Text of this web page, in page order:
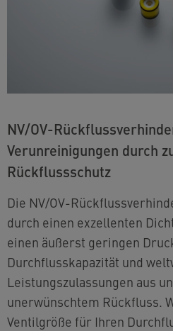
NV/OV-
Verunreinigungen durch
Rückflussschutz
Die NV/OV-
durch einen exzellenten
einen äußerst geringen
Durchflusskapazität und
Leistungszulassungen aus
unerwünschtem Rückfluss.
Ventilgröße für Ihren